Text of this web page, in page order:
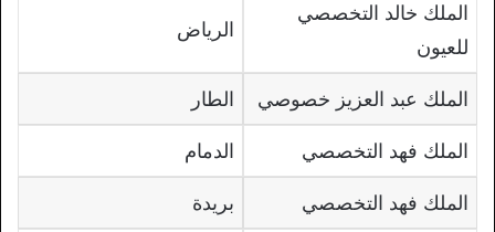
الملك خالد التخصصي
للعيون
الرياض
الملك عبد العزيز خصوصي الطار
الملك فهد التخصصي الدمام
الملك فهد التخصصي بريدة